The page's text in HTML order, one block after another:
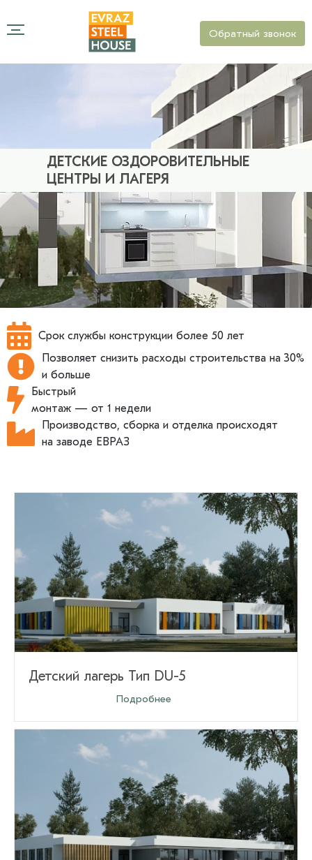
Обратный звонок
ДЕТСКИЕ ОЗДОРОВИТЕЛЬНЫЕ
ЦЕНТРЫ И ЛАГЕРЯ
Срок службы конструкции более 50 лет
Позволяет снизить расходы строительства на 30%
и больше
Быстрый
монтаж — от 1 недели
Производство, сборка и отделка происходят
на заводе ЕВРАЗ
Детский лагерь Тип DU-5
Подробнее